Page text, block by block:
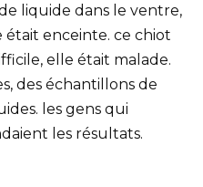
liquide dans le ventre,
était enceinte. ce chiot
elle était malade.
des échantillons de
les gens qui
les résultats.